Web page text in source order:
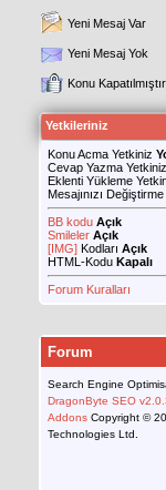
Yeni Mesaj Var
Yeni Mesaj Yok
Konu Kapatılmıştır
Yetkileriniz
Konu Acma Yetkiniz
Cevap Yazma Yetkiniz
Eklenti Yükleme
Mesajınızı
BB kodu Açık
Smileler Açık
[IMG] Kodları Açık
HTML-Kodu Kapalı
Forum Kuralları
Forum
Search Engine
DragonByte SEO
Addons Copyright ©
Technologies Ltd.